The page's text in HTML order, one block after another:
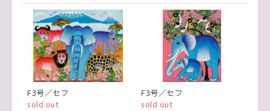
F3号／セフ
sold out
F3号／セフ
sold out